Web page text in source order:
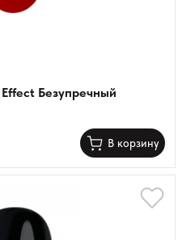
Безупречный
В корзину